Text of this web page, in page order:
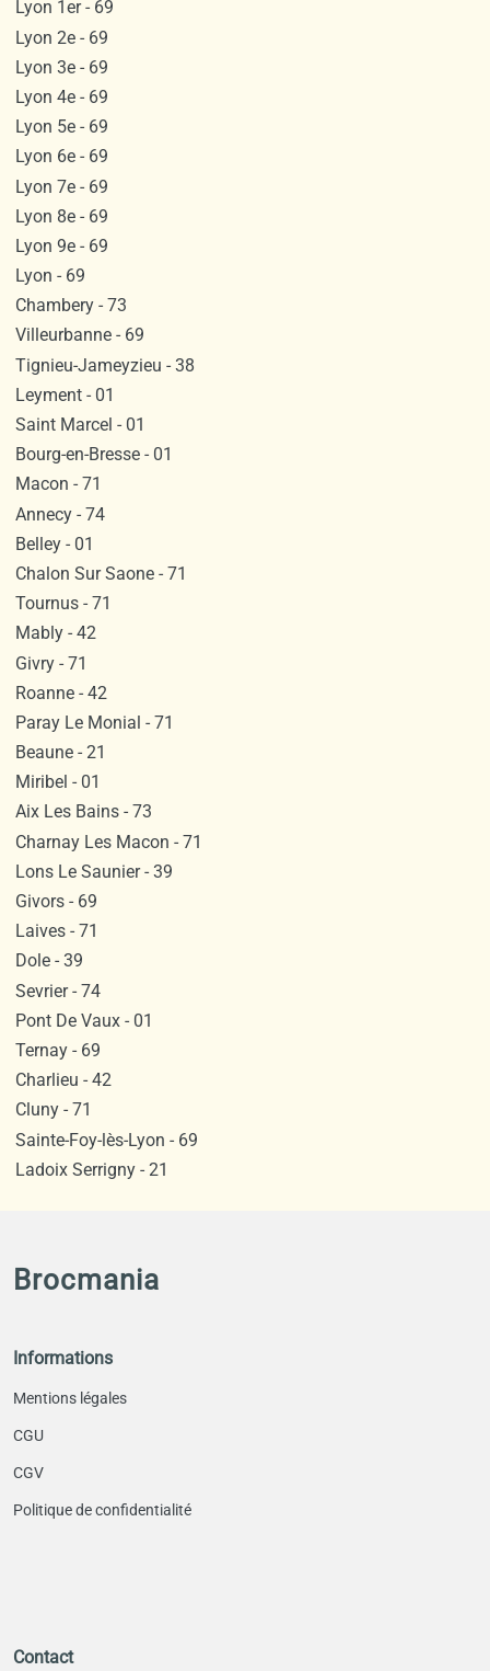
Lyon 1er - 69
Lyon 2e - 69
Lyon 3e - 69
Lyon 4e - 69
Lyon 5e - 69
Lyon 6e - 69
Lyon 7e - 69
Lyon 8e - 69
Lyon 9e - 69
Lyon - 69
Chambery - 73
Villeurbanne - 69
Tignieu-Jameyzieu - 38
Leyment - 01
Saint Marcel - 01
Bourg-en-Bresse - 01
Macon - 71
Annecy - 74
Belley - 01
Chalon Sur Saone - 71
Tournus - 71
Mably - 42
Givry - 71
Roanne - 42
Paray Le Monial - 71
Beaune - 21
Miribel - 01
Aix Les Bains - 73
Charnay Les Macon - 71
Lons Le Saunier - 39
Givors - 69
Laives - 71
Dole - 39
Sevrier - 74
Pont De Vaux - 01
Ternay - 69
Charlieu - 42
Cluny - 71
Sainte-Foy-lès-Lyon - 69
Ladoix Serrigny - 21
Brocmania
Informations
Mentions légales
CGU
CGV
Politique de confidentialité
Contact